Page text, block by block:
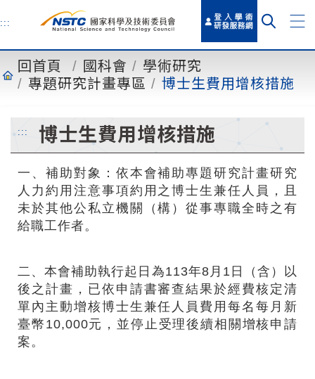
主
容
:::
回首頁 國科會
學術研究
專題研究計畫專區
博士生費用增核措施
::: 博士生費用增核措施
一、補助對象：依本會補助專題研究計畫研究
人力約用注意事項約用之博士生兼任人員，且
未於其他公私立機關
（構 ）從事專職全時之有
給職工作者。
二、本會補助執行起日為113年8月1日 （含 ）
以
後之計畫 ， 已依申請書審查結果於經費核定清
單內主動增核博士生兼任人員費用每名每月新
臺幣10,000元，並停止受理後續相關增核申請
案。